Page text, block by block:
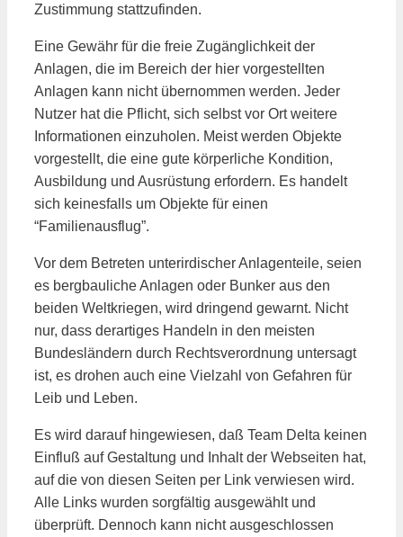
Zustimmung stattzufinden.
Eine Gewähr für die freie Zugänglichkeit der
Anlagen, die im Bereich der hier vorgestellten
Anlagen kann nicht übernommen werden. Jeder
Nutzer hat die Pflicht, sich selbst vor Ort weitere
Informationen einzuholen. Meist werden Objekte
vorgestellt, die eine gute körperliche Kondition,
Ausbildung und Ausrüstung erfordern. Es handelt
sich keinesfalls um Objekte für einen
“Familienausflug”.
Vor dem Betreten unterirdischer Anlagenteile, seien
es bergbauliche Anlagen oder Bunker aus den
beiden Weltkriegen, wird dringend gewarnt. Nicht
nur, dass derartiges Handeln in den meisten
Bundesländern durch Rechtsverordnung untersagt
ist, es drohen auch eine Vielzahl von Gefahren für
Leib und Leben.
Es wird darauf hingewiesen, daß Team Delta keinen
Einfluß auf Gestaltung und Inhalt der Webseiten hat,
auf die von diesen Seiten per Link verwiesen wird.
Alle Links wurden sorgfältig ausgewählt und
überprüft. Dennoch kann nicht ausgeschlossen